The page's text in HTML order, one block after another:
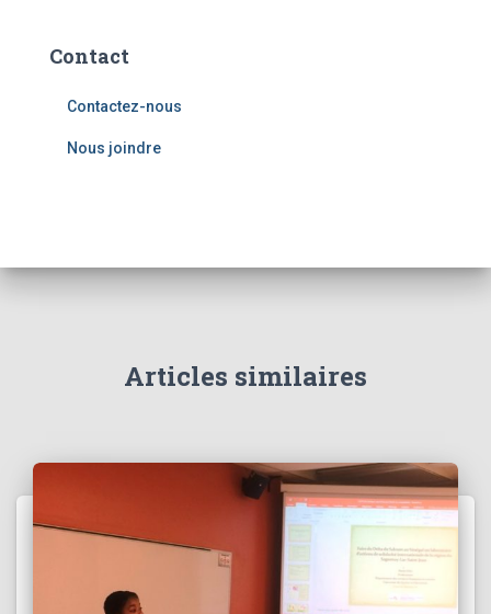
Contact
Contactez-nous
Nous joindre
Articles similaires